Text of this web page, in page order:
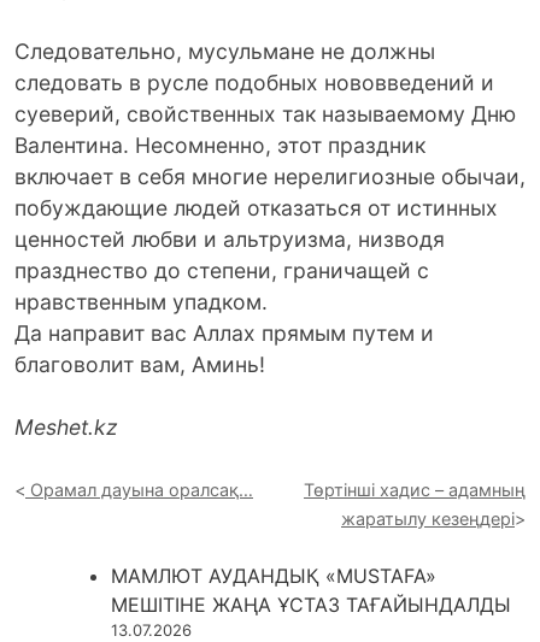
Следовательно, мусульмане не должны
следовать в русле подобных нововведений и
суеверий, свойственных так называемому Дню
Валентина. Несомненно, этот праздник
включает в себя многие нерелигиозные обычаи,
побуждающие людей отказаться от истинных
ценностей любви и альтруизма, низводя
празднество до степени, граничащей с
нравственным упадком.
Да направит вас Аллах прямым путем и
благоволит вам, Аминь!
Meshet.kz
Орамал дауына оралсақ…
Төртінші хадис – адамның
жаратылу кезеңдері
МАМЛЮТ АУДАНДЫҚ «MUSTAFA»
МЕШІТІНЕ ЖАҢА ҰСТАЗ ТАҒАЙЫНДАЛДЫ
13.07.2026